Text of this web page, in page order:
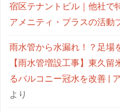
宿区テナントビル｜他社で
アメニティ・プラスの活動
雨水管から水漏れ！？足場
【雨水管増設工事】東久
るバルコニー冠水を改善 |
より